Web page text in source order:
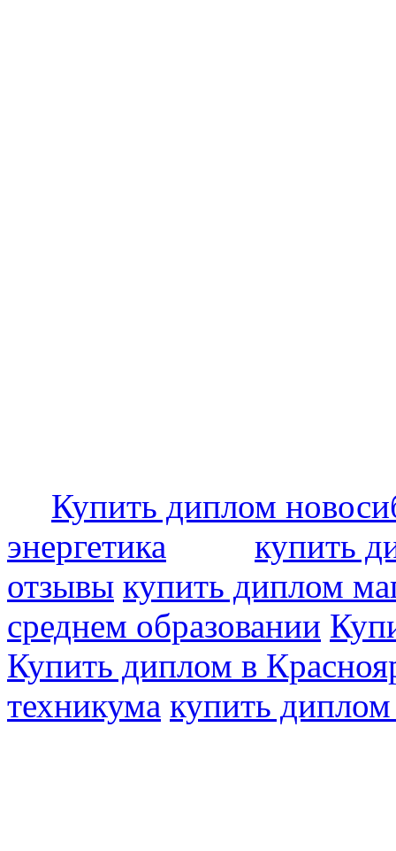
Купить диплом
энергетика
купить
отзывы купить диплом
среднем образовании
Купить диплом в
техникума купить